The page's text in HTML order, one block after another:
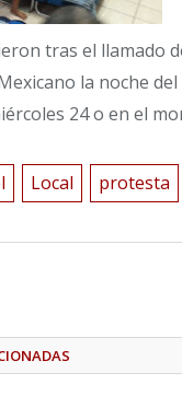
tras el llamado
la noche
24 o en el
Local protesta